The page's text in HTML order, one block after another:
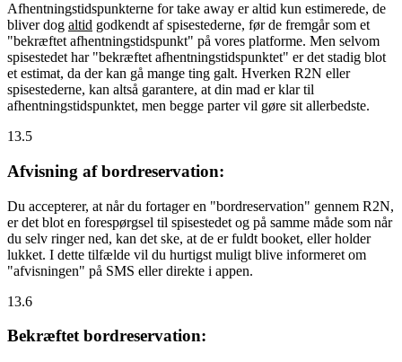
Afhentningstidspunkterne for take away er altid kun estimerede, de
bliver dog altid godkendt af spisestederne, før de fremgår som et
"bekræftet afhentningstidspunkt" på vores platforme. Men selvom
spisestedet har "bekræftet afhentningstidspunktet" er det stadig blot
et estimat, da der kan gå mange ting galt. Hverken R2N eller
spisestederne, kan altså garantere, at din mad er klar til
afhentningstidspunktet, men begge parter vil gøre sit allerbedste.
13.5
Afvisning af bordreservation:
Du accepterer, at når du fortager en "bordreservation" gennem R2N,
er det blot en forespørgsel til spisestedet og på samme måde som når
du selv ringer ned, kan det ske, at de er fuldt booket, eller holder
lukket. I dette tilfælde vil du hurtigst muligt blive informeret om
"afvisningen" på SMS eller direkte i appen.
13.6
Bekræftet bordreservation: